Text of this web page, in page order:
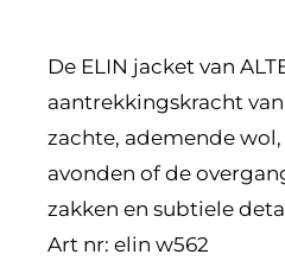
De ELIN jacket van
aantrekkingskracht
zachte, ademende
avonden of de
zakken en subtiele
Art nr: elin w562